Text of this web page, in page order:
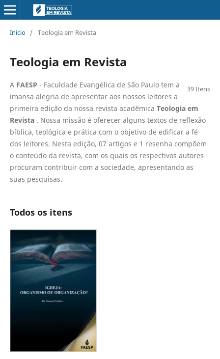
Início / Teologia em Revista
Teologia em Revista
39 Itens
A FAESP - Faculdade Evangélica de São Paulo tem a
imansa alegria de apresentar aos nossos leitores a
primeira edição da nossa revista acadêmica Teologia em
Revista. Nossa missão é oferecer alguns textos de reflexão
bíblica, teológica e prática com o objetivo de edificar a fé
dos leitores. Nesta edição, 07 artigos e 1 resenha compõem
o conteúdo da revista, com os quais os respectivos autores
procuram contribuir com a sociedade, apresentando as
suas pesquisas.
Todos os itens